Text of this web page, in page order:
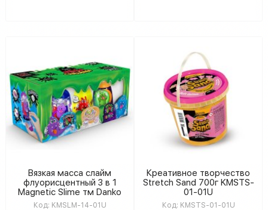
Вязкая масса слайм
флуорисцентный 3 в 1
Magnetic Slime тм Danko
Toys KMSLM-14-01U
Код: KMSLM-14-01U
Креативное творчество
Stretch Sand 700г KMSTS-
01-01U
Код: KMSTS-01-01U